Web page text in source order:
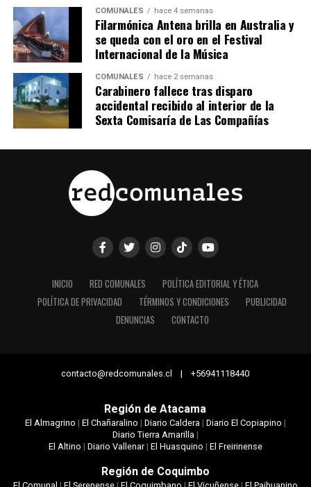
COMUNALES hace 4 semanas
Filarmónica Antena brilla en Australia y
se queda con el oro en el Festival
Internacional de la Música
COMUNALES hace 2 semanas
Carabinero fallece tras disparo
accidental recibido al interior de la
Sexta Comisaría de Las Compañías
INICIO RED COMUNALES
POLÍTICA EDITORIAL Y ÉTICA
POLÍTICA DE PRIVACIDAD
TÉRMINOS Y CONDICIONES
PUBLICIDAD
DENUNCIAS
CONTACTO
contacto@redcomunales.cl | +56941118440
Región de Atacama
El Almagrino | El Chañaralino | Diario Caldera| Diario El Copiapino |
Diario Tierra Amarilla|
El Altino | Diario Vallenar| El Huasquino | El Freirinense
Región de Coquimbo